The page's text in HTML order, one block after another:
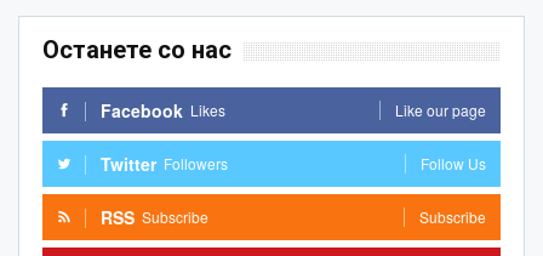
Останете со нас
Facebook Likes Like our page
Twitter Followers Follow Us
RSS Subscribe Subscribe